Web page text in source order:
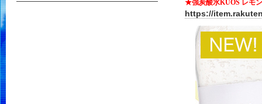
★強炭酸水KUOS レモ
https://